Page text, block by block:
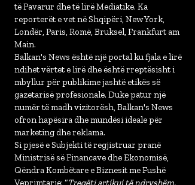
të Pavarur dhe të lirë Mediatike. Ka
reporterët e vet në Shqipëri, New York,
Londër, Paris, Romë, Bruksel, Frankfurt am
Main.
Balkan's News është një portal ku fjala e lirë
ndihet vërtet e lirë dhe është rreptësisht i
mbyllur për publikime jashtë etikës së
gazetarisë profesionale. Duke patur një
numër të madh vizitorësh, Balkan's News
ofron hapësira dhe mundësi ideale për
marketing dhe reklama.
Si pjesë e Subjekti të regjistruar pranë
Ministrisë së Financave dhe Ekonomisë,
Qëndra Kombëtare e Biznesit me Fushë
Veprimtarie: “Tregëti artikuj të ndryshëm,